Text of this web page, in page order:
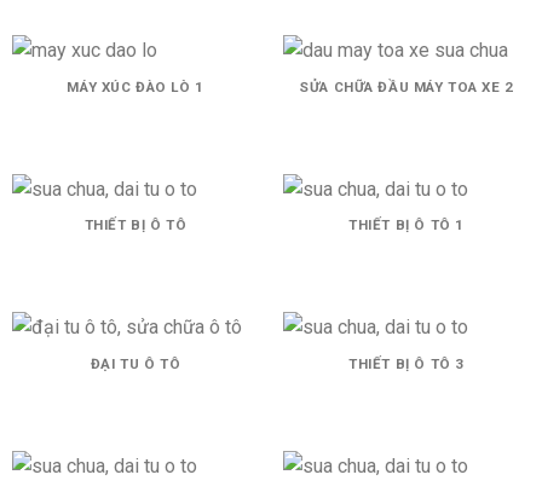
MÁY XÚC ĐÀO LÒ 1 SỬA CHỮA ĐẦU MÁY TOA XE 2
THIẾT BỊ Ô TÔ THIẾT BỊ Ô TÔ 1
ĐẠI TU Ô TÔ THIẾT BỊ Ô TÔ 3